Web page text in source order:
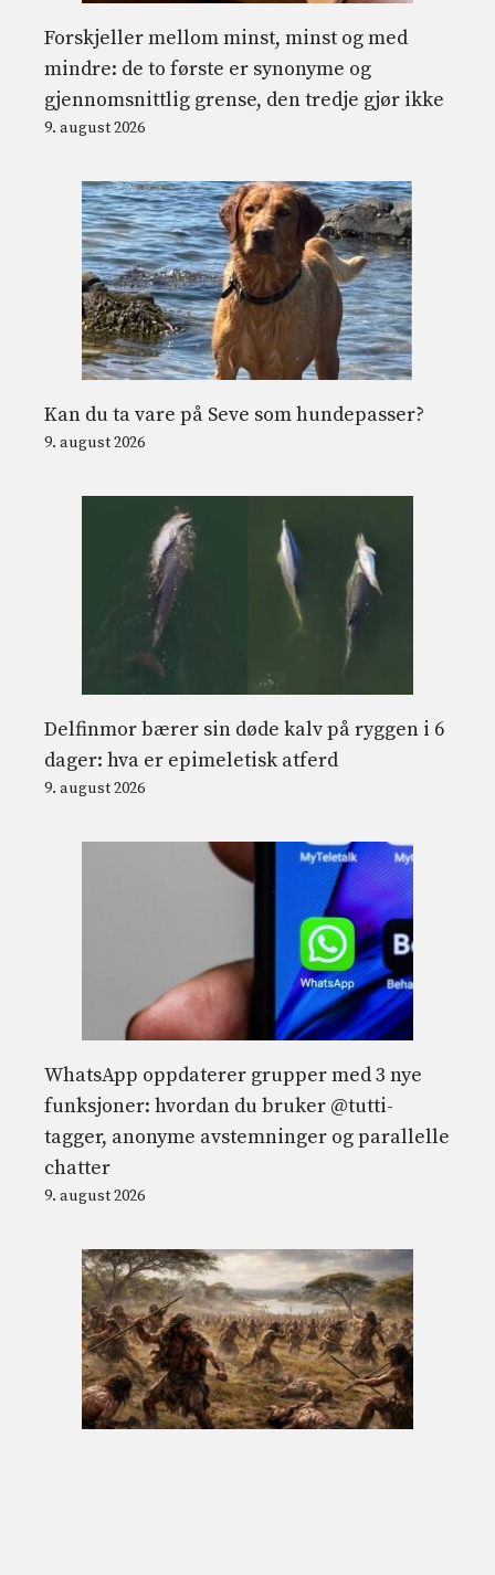
Forskjeller mellom minst, minst og med
mindre: de to første er synonyme og
gjennomsnittlig grense, den tredje gjør ikke
9. august 2026
Kan du ta vare på Seve som hundepasser?
9. august 2026
Delfinmor bærer sin døde kalv på ryggen i 6
dager: hva er epimeletisk atferd
9. august 2026
WhatsApp oppdaterer grupper med 3 nye
funksjoner: hvordan du bruker @tutti-
tagger, anonyme avstemninger og parallelle
chatter
9. august 2026